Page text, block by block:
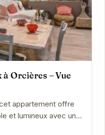
Orcières – Vue
appartement offre
et lumineux avec une